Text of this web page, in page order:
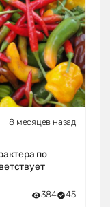
8 месяцев назад
по
384 45